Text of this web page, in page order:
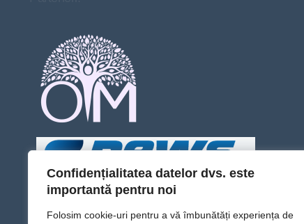
Confidențialitatea datelor dvs. este
importantă pentru noi
Folosim cookie-uri pentru a vă îmbunătăți experiența de